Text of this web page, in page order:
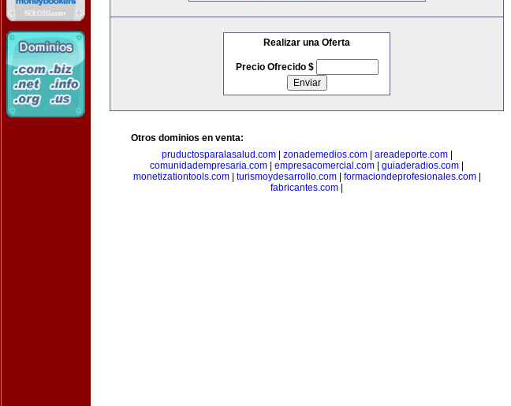
Realizar una Oferta
Precio Ofrecido $
Otros dominios en venta:
pruductosparalasalud.com| zonademedios.com| areadeporte.com|
comunidadempresaria.com
empresacomercial.com guiaderadios.com
monetizationtools.com| turismoydesarrollo.com| formaciondeprofesionales.com|
fabricantes.com